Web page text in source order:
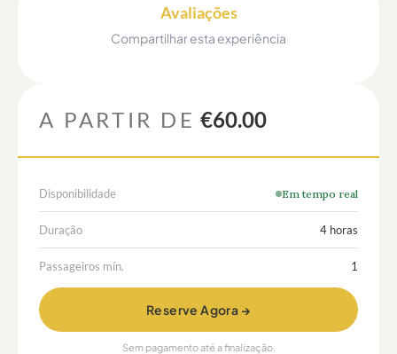
Avaliações
Compartilhar esta experiência
A PARTIR DE €60.00
Disponibilidade Em tempo real
Duração 4 horas
Passageiros mín. 1
Reserve Agora →
Sem pagamento até a finalização.